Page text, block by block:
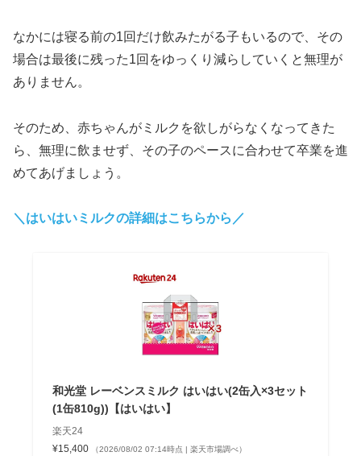
なかには寝る前の1回だけ飲みたがる子もいるので、その
場合は最後に残った1回をゆっくり減らしていくと無理が
ありません。
そのため、赤ちゃんがミルクを欲しがらなくなってきた
ら、無理に飲ませず、その子のペースに合わせて卒業を進
めてあげましょう。
＼はいはいミルクの詳細はこちらから／
和光堂 レーベンスミルク はいはい(2缶入×3セット
(1缶810g))【はいはい】
楽天24
¥15,400
（2026/08/02 07:14時点 | 楽天市場調べ）